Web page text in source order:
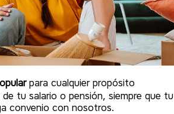
para cualquier propósito
tu salario o pensión, siempre que tu
convenio con nosotros.